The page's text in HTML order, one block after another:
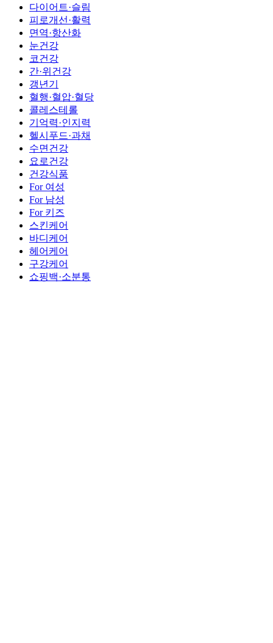
다이어트·슬림
피로개선·활력
면역·항산화
눈건강
코건강
간·위건강
갱년기
혈행·혈압·혈당
콜레스테롤
기억력·인지력
헬시푸드·과채
수면건강
요로건강
건강식품
For 여성
For 남성
For 키즈
스킨케어
바디케어
헤어케어
구강케어
쇼핑백·소분통